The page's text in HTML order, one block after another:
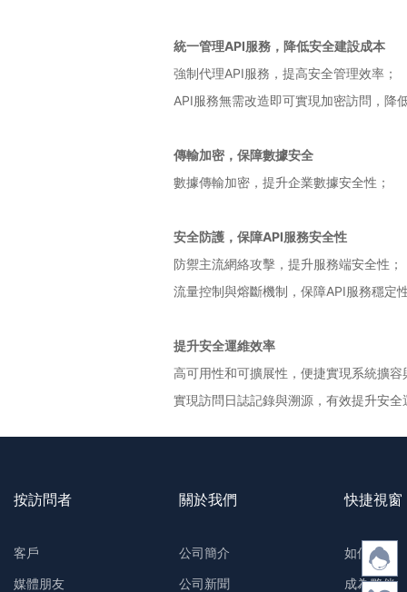
統一管理API服務，降低安全建設成本
強制代理API服務，提高安全管理效率；
API服務無需改造即可實現加密訪問，降
傳輸加密，保障數據安全
數據傳輸加密，提升企業數據安全性；
安全防護，保障API服務安全性
防禦主流網絡攻擊，提升服務端安全性；
流量控制與熔斷機制，保障API服務穩定
提升安全運維效率
高可用性和可擴展性，便捷實現系統擴容
實現訪問日誌記錄與溯源，有效提升安全
按訪問者
客戶
媒體朋友
關於我們
公司簡介
公司新聞
快捷視窗
如何購買
成為夥伴